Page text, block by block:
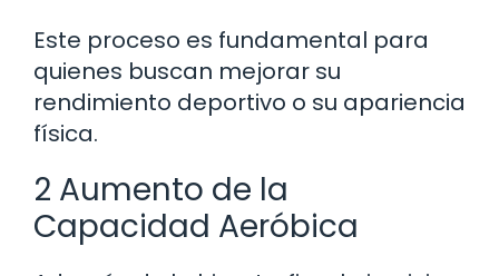
Este proceso es fundamental para
quienes buscan mejorar su
rendimiento deportivo o su apariencia
física.
2 Aumento de la
Capacidad Aeróbica